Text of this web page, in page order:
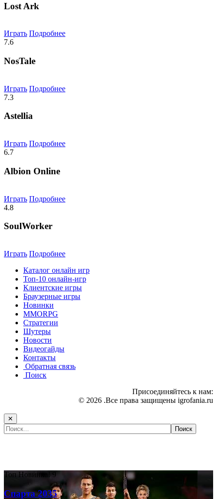
Lost Ark
Играть Подробнее
7.6
NosTale
Играть Подробнее
7.3
Astellia
Играть Подробнее
6.7
Albion Online
Играть Подробнее
4.8
SoulWorker
Играть Подробнее
Каталог онлайн игр
Топ-10 онлайн-игр
Клиентские игры
Браузерные игры
Новинки
MMORPG
Стратегии
Шутеры
Новости
Видеогайды
Контакты
Обратная связь
Поиск
Присоединяйтесь к нам:
© 2026 .Все права защищены igrofania.ru
✕
Топ Новинка! 9
Спарта 2035